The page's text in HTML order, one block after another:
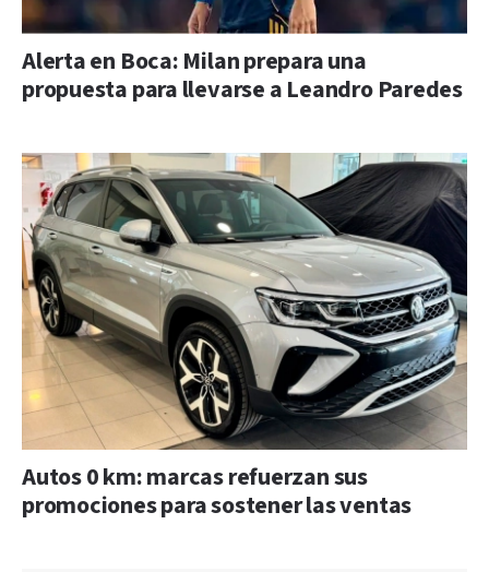
Alerta en Boca: Milan prepara una
propuesta para llevarse a Leandro Paredes
Autos 0 km: marcas refuerzan sus
promociones para sostener las ventas